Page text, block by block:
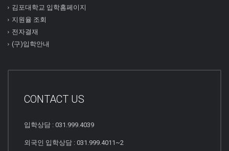
김포대학교 입학홈페이지
지원율 조회
전자결재
(구)입학안내
CONTACT US
입학상담 : 031.999.4039
외국인 입학상담 : 031.999.4011~2